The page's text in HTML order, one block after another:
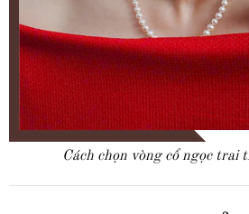
Cách chọn vòng cổ ngọc trai